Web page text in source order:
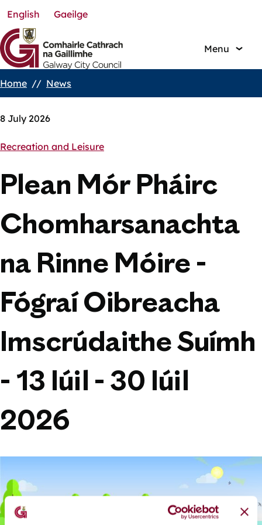
Skip
to
main
content
English Gaeilge
Menu
Breadcrumbs
Home News
8 July 2026
Recreation and Leisure
Plean Mór Pháirc
Chomharsanachta
na Rinne Móire -
Fógraí Oibreacha
Imscrúdaithe Suímh
- 13 Iúil - 30 Iúil
2026